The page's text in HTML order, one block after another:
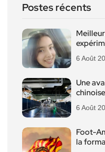
Postes récents
6 Août
Une
6 Août
Foot-
la